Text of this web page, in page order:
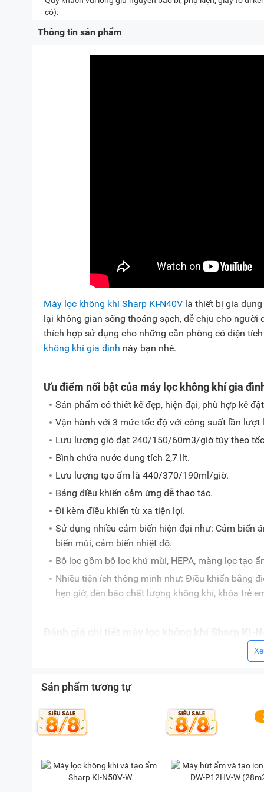
có).
Thông tin sản phẩm
Máy lọc không khí Sharp KI-N40V là thiết bị gia
lại không gian sống thoáng sạch, dễ chịu cho
thích hợp sử dụng cho những căn phòng có diện
không khí gia đình này bạn nhé.
Ưu điểm nổi bật của máy lọc không khí gia
Sản phẩm có thiết kế đẹp, hiện đại, phù hợp kê
Vận hành với 3 mức tốc độ với công suất lần lượt
Lưu lượng gió đạt 240/150/60m3/giờ tùy theo
Bình chứa nước dung tích 2,7 lít.
Lưu lượng tạo ẩm là 440/370/190ml/giờ.
Bảng điều khiển cảm ứng dễ thao tác.
Đi kèm điều khiển từ xa tiện lợi.
Sử dụng nhiều cảm biến hiện đại như: Cảm biến
biến mùi, cảm biến nhiệt độ.
Bộ lọc gồm bộ lọc khử mùi, HEPA, màng lọc tạo
Nhiều tiện ích thông minh như: Điều khiển bằng
hẹn giờ, đèn báo chất lượng không khí, khóa trẻ
trọng cho không gian sống của gia đình bạn. Với
di chuyển khi cần thiết.
Vỏ ngoài của máy được làm từ chất liệu nhựa bền
Sản phẩm tương tự